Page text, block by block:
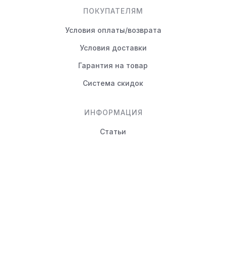
ПОКУПАТЕЛЯМ
Условия оплаты/возврата
Условия доставки
Гарантия на товар
Система скидок
ИНФОРМАЦИЯ
Статьи